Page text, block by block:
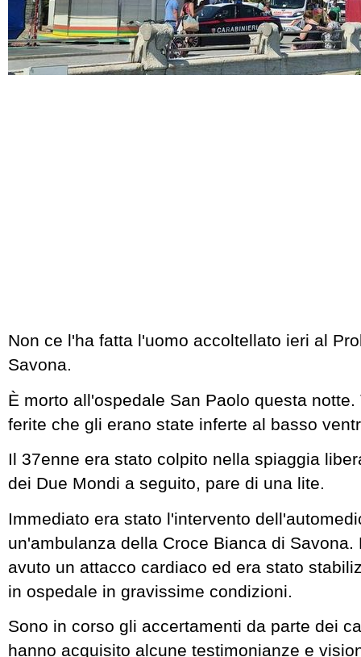
Non ce l'ha fatta l'uomo accoltellato ieri al
Savona.
È morto all'ospedale San Paolo questa notte.
ferite che gli erano state inferte al basso
Il 37enne era stato colpito nella spiaggia
dei Due Mondi a seguito, pare di una lite.
Immediato era stato l'intervento
un'ambulanza della Croce Bianca di Savona.
avuto un attacco cardiaco ed era stato
in ospedale in gravissime condizioni.
Sono in corso gli accertamenti da parte dei
hanno acquisito alcune testimonianze e